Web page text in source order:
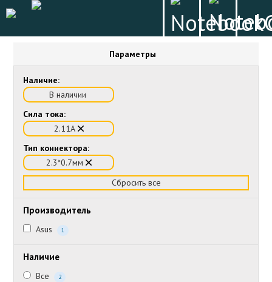
Параметры
Наличие:
В наличии
Сила тока:
2.11А
Тип коннектора:
2.3*0.7мм
Сбросить все
Производитель
Asus 1
Наличие
Все 2